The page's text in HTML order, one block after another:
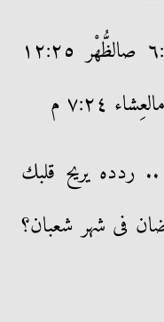
الفجْر ٥:١٧ صالشروق ٦:٣٩ صالظُّهْر ١٢:٢٥
ردده يريح قلبك
فى شهر شعبان؟